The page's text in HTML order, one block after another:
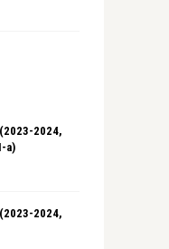
2024,
a)
2024,